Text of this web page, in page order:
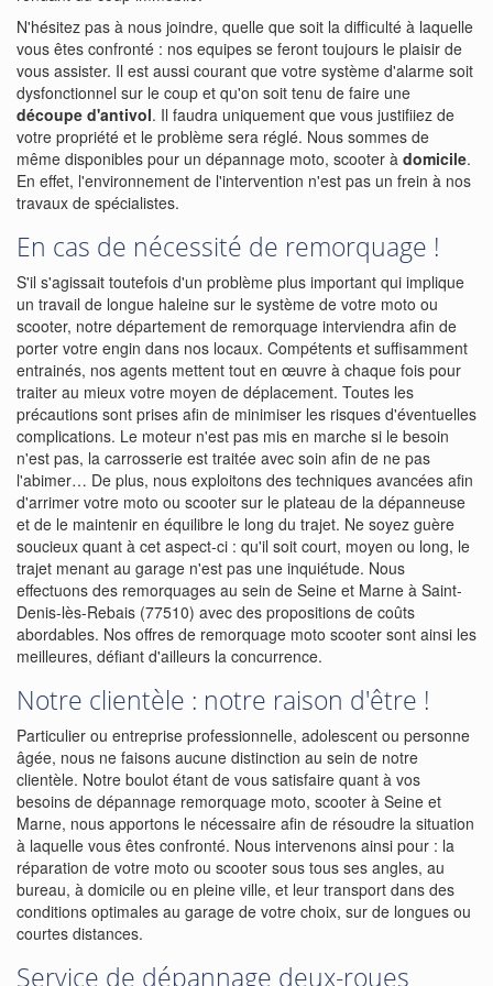
N'hésitez pas à nous joindre, quelle que soit la difficulté à laquelle
vous êtes confronté : nos equipes se feront toujours le plaisir de
vous assister. Il est aussi courant que votre système d'alarme soit
dysfonctionnel sur le coup et qu'on soit tenu de faire une
découpe d'antivol. Il faudra uniquement que vous justifiiez de
votre propriété et le problème sera réglé. Nous sommes de
même disponibles pour un dépannage moto, scooter à domicile.
En effet, l'environnement de l'intervention n'est pas un frein à nos
travaux de spécialistes.
En cas de nécessité de remorquage !
S'il s'agissait toutefois d'un problème plus important qui implique
un travail de longue haleine sur le système de votre moto ou
scooter, notre département de remorquage interviendra afin de
porter votre engin dans nos locaux. Compétents et suffisamment
entrainés, nos agents mettent tout en œuvre à chaque fois pour
traiter au mieux votre moyen de déplacement. Toutes les
précautions sont prises afin de minimiser les risques d'éventuelles
complications. Le moteur n'est pas mis en marche si le besoin
n'est pas, la carrosserie est traitée avec soin afin de ne pas
l'abimer… De plus, nous exploitons des techniques avancées afin
d'arrimer votre moto ou scooter sur le plateau de la dépanneuse
et de le maintenir en équilibre le long du trajet. Ne soyez guère
soucieux quant à cet aspect-ci : qu'il soit court, moyen ou long, le
trajet menant au garage n'est pas une inquiétude. Nous
effectuons des remorquages au sein de Seine et Marne à Saint-
Denis-lès-Rebais (77510) avec des propositions de coûts
abordables. Nos offres de remorquage moto scooter sont ainsi les
meilleures, défiant d'ailleurs la concurrence.
Notre clientèle : notre raison d'être !
Particulier ou entreprise professionnelle, adolescent ou personne
âgée, nous ne faisons aucune distinction au sein de notre
clientèle. Notre boulot étant de vous satisfaire quant à vos
besoins de dépannage remorquage moto, scooter à Seine et
Marne, nous apportons le nécessaire afin de résoudre la situation
à laquelle vous êtes confronté. Nous intervenons ainsi pour : la
réparation de votre moto ou scooter sous tous ses angles, au
bureau, à domicile ou en pleine ville, et leur transport dans des
conditions optimales au garage de votre choix, sur de longues ou
courtes distances.
Service de dépannage deux-roues